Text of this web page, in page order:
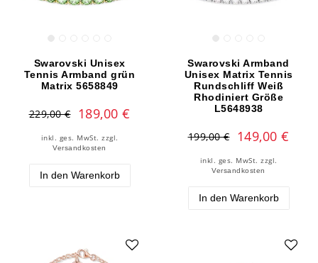
Swarovski Unisex
Tennis Armband grün
Matrix 5658849
229,00 € 189,00 €
inkl. ges. MwSt. zzgl.
Versandkosten
In den Warenkorb
Swarovski Armband
Unisex Matrix Tennis
Rundschliff Weiß
Rhodiniert Größe
L5648938
199,00 € 149,00 €
inkl. ges. MwSt. zzgl.
Versandkosten
In den Warenkorb